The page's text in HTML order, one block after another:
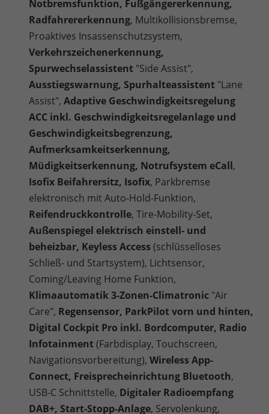
Notbremsfunktion, Fußgängererkennung,
Radfahrererkennung, Multikollisionsbremse,
Proaktives Insassenschutzsystem,
Verkehrszeichenerkennung,
Spurwechselassistent "Side Assist",
Ausstiegswarnung, Spurhalteassistent "Lane
Assist", Adaptive Geschwindigkeitsregelung
ACC inkl. Geschwindigkeitsregelanlage und
Geschwindigkeitsbegrenzung,
Aufmerksamkeitserkennung,
Müdigkeitserkennung, Notrufsystem eCall,
Isofix Beifahrersitz, Isofix, Parkbremse
elektronisch mit Auto-Hold-Funktion,
Reifendruckkontrolle, Tire-Mobility-Set,
Außenspiegel elektrisch einstell- und
beheizbar, Keyless Access(schlüsselloses
Schließ- und Startsystem), Lichtsensor,
Coming/Leaving Home Funktion,
Klimaautomatik 3-Zonen-Climatronic "Air
Care", Regensensor, ParkPilot vorn und hinten,
Digital Cockpit Pro inkl. Bordcomputer, Radio
Infotainment(Farbdisplay, Touchscreen,
Navigationsvorbereitung), Wireless App-
Connect, Freisprecheinrichtung Bluetooth,
USB-C Schnittstelle, Digitaler Radioempfang
DAB+, Start-Stopp-Anlage, Servolenkung,